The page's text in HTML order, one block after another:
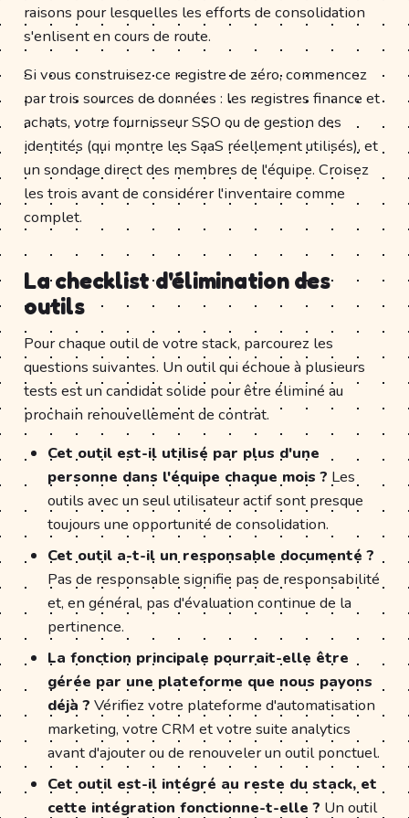
raisons pour lesquelles les efforts de consolidation
s'enlisent en cours de route.
Si vous construisez ce registre de zéro, commencez
par trois sources de données : les registres finance et
achats, votre fournisseur SSO ou de gestion des
identités (qui montre les SaaS réellement utilisés), et
un sondage direct des membres de l'équipe. Croisez
les trois avant de considérer l'inventaire comme
complet.
La checklist d'élimination des
outils
Pour chaque outil de votre stack, parcourez les
questions suivantes. Un outil qui échoue à plusieurs
tests est un candidat solide pour être éliminé au
prochain renouvellement de contrat.
Cet outil est-il utilisé par plus d'une
personne dans l'équipe chaque mois ? Les
outils avec un seul utilisateur actif sont presque
toujours une opportunité de consolidation.
Cet outil a-t-il un responsable documenté ?
Pas de responsable signifie pas de responsabilité
et, en général, pas d'évaluation continue de la
pertinence.
La fonction principale pourrait-elle être
gérée par une plateforme que nous payons
déjà ? Vérifiez votre plateforme d'automatisation
marketing, votre CRM et votre suite analytics
avant d'ajouter ou de renouveler un outil ponctuel.
Cet outil est-il intégré au reste du stack, et
cette intégration fonctionne-t-elle ? Un outil